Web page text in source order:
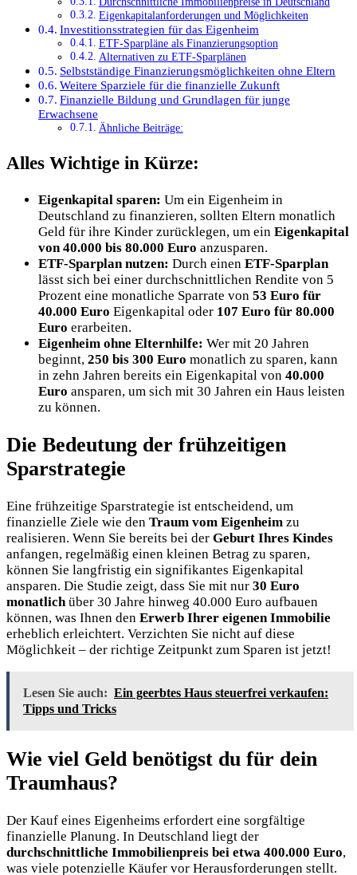
Eigenkapitalanforderungen und Möglichkeiten
Investitionsstrategien für das Eigenheim
ETF-Sparpläne als Finanzierungsoption
Alternativen zu ETF-Sparplänen
Selbstständige Finanzierungsmöglichkeiten ohne Eltern
Weitere Sparziele für die finanzielle Zukunft
Finanzielle Bildung und Grundlagen für junge
Erwachsene
Ähnliche Beiträge:
Alles Wichtige in Kürze:
Eigenkapital sparen: Um ein Eigenheim in
Deutschland zu finanzieren, sollten Eltern monatlich
Geld für ihre Kinder zurücklegen, um ein Eigenkapital
von 40.000 bis 80.000 Euro anzusparen.
ETF-Sparplan nutzen: Durch einen ETF-Sparplan
lässt sich bei einer durchschnittlichen Rendite von 5
Prozent eine monatliche Sparrate von 53 Euro für
40.000 Euro Eigenkapital oder 107 Euro für 80.000
Euro erarbeiten.
Eigenheim ohne Elternhilfe: Wer mit 20 Jahren
beginnt, 250 bis 300 Euro monatlich zu sparen, kann
in zehn Jahren bereits ein Eigenkapital von 40.000
Euro ansparen, um sich mit 30 Jahren ein Haus leisten
zu können.
Die Bedeutung der frühzeitigen
Sparstrategie
Eine frühzeitige Sparstrategie ist entscheidend, um
finanzielle Ziele wie den Traum vom Eigenheim zu
realisieren. Wenn Sie bereits bei der Geburt Ihres Kindes
anfangen, regelmäßig einen kleinen Betrag zu sparen,
können Sie langfristig ein signifikantes Eigenkapital
ansparen. Die Studie zeigt, dass Sie mit nur 30 Euro
monatlich über 30 Jahre hinweg 40.000 Euro aufbauen
können, was Ihnen den Erwerb Ihrer eigenen Immobilie
erheblich erleichtert. Verzichten Sie nicht auf diese
Möglichkeit – der richtige Zeitpunkt zum Sparen ist jetzt!
Lesen Sie auch: Ein geerbtes Haus steuerfrei verkaufen:
Tipps und Tricks
Wie viel Geld benötigst du für dein
Traumhaus?
Der Kauf eines Eigenheims erfordert eine sorgfältige
finanzielle Planung. In Deutschland liegt der
durchschnittliche Immobilienpreis bei etwa 400.000 Euro,
was viele potenzielle Käufer vor Herausforderungen stellt.